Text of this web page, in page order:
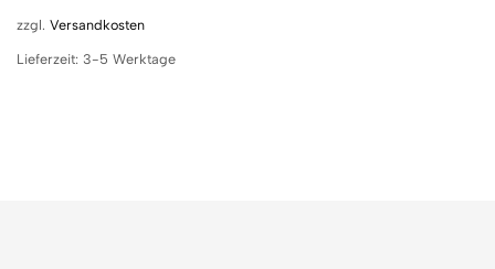
zzgl. Versandkosten
Lieferzeit: 3-5 Werktage